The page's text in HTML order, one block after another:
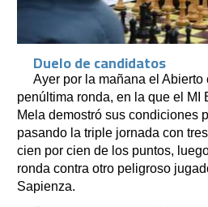
Duelo de candidatos
Ayer por la mañana el Abierto
penúltima ronda, en la que el MI
Mela demostró sus condiciones
pasando la triple jornada con
cien por cien de los puntos,
ronda contra otro peligroso
Sapienza.